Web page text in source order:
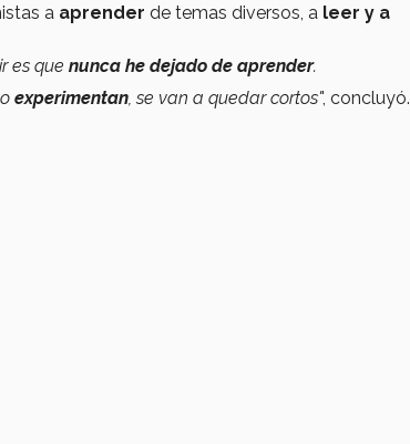
a aprender de temas diversos, a leer y a
es que nunca he dejado de aprender.
experimentan , se van a quedar cortos'', concluyó.